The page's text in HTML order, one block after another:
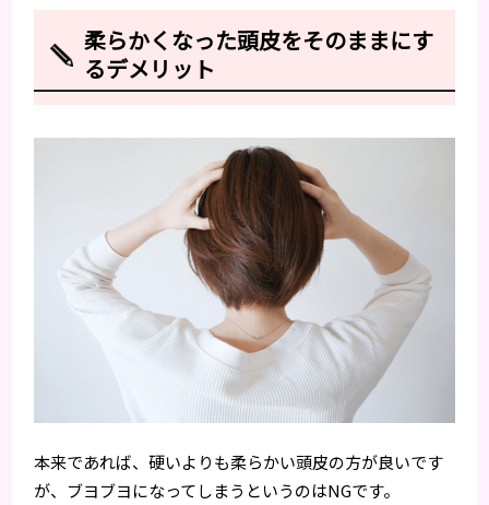
柔らかくなった頭皮をそのままにす
るデメリット
本来であれば、硬いよりも柔らかい頭皮の方が良いです
が、ブヨブヨになってしまうというのはNGです。